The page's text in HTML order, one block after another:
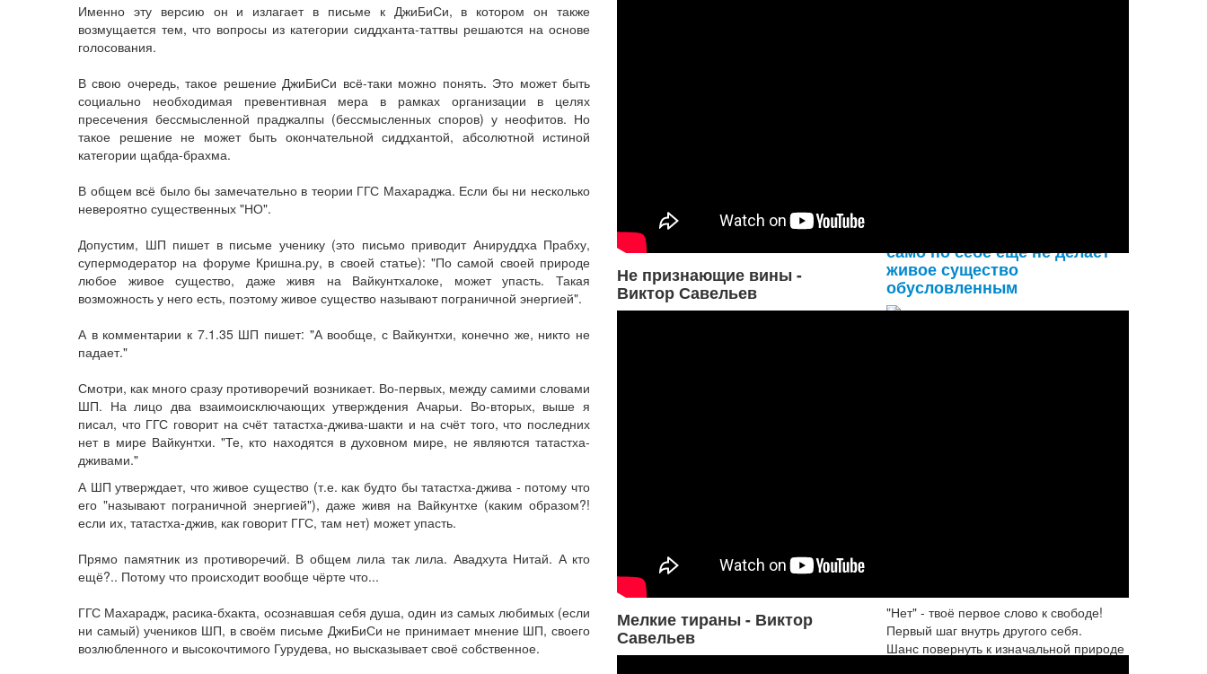
Именно эту версию он и излагает в письме к ДжиБиСи, в котором он также
возмущается тем, что вопросы из категории сиддханта-таттвы решаются на основе
голосования.
В свою очередь, такое решение ДжиБиСи всё-таки можно понять. Это может быть
социально необходимая превентивная мера в рамках организации в целях
пресечения бессмысленной праджалпы (бессмысленных споров) у неофитов. Но
такое решение не может быть окончательной сиддхантой, абсолютной истиной
категории щабда-брахма.
В общем всё было бы замечательно в теории ГГС Махараджа. Если бы ни несколько
невероятно существенных "НО".
Допустим, ШП пишет в письме ученику (это письмо приводит Анируддха Прабху,
супермодератор на форуме Кришна.ру, в своей статье): "По самой своей природе
любое живое существо, даже живя на Вайкунтхалоке, может упасть. Такая
возможность у него есть, поэтому живое существо называют пограничной энергией".
А в комментарии к 7.1.35 ШП пишет: "А вообще, с Вайкунтхи, конечно же, никто не
падает."
Смотри, как много сразу противоречий возникает. Во-первых, между самими словами
ШП. На лицо два взаимоисключающих утверждения Ачарьи. Во-вторых, выше я
писал, что ГГС говорит на счёт татастха-джива-шакти и на счёт того, что последних
нет в мире Вайкунтхи. "Те, кто находятся в духовном мире, не являются татастха-
дживами."
А ШП утверждает, что живое существо (т.е. как будто бы татастха-джива - потому что
его "называют пограничной энергией"), даже живя на Вайкунтхе (каким образом?!
если их, татастха-джив, как говорит ГГС, там нет) может упасть.
Прямо памятник из противоречий. В общем лила так лила. Авадхута Нитай. А кто
ещё?.. Потому что происходит вообще чёрте что...
ГГС Махарадж, расика-бхакта, осознавшая себя душа, один из самых любимых (если
ни самый) учеников ШП, в своём письме ДжиБиСи не принимает мнение ШП, своего
возлюбленного и высокочтимого Гурудева, но высказывает своё собственное.
Не признающие вины -
Виктор Савельев
Мелкие тираны - Виктор
Савельев
само по себе ещё не делает
живое существо
обусловленным
"Нет" - твоё первое слово к свободе!
Первый шаг внутрь другого себя.
Шанс повернуть к изначальной природе